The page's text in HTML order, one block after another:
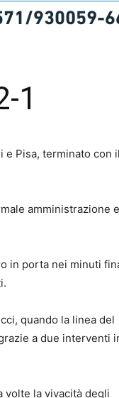
1
e Pisa, terminato con il
amministrazione e
in porta nei minuti
quando la linea del
a due interventi
volte la vivacità degli